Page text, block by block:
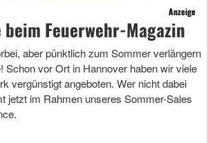
Anzeige
Feuerwehr-Magazin
aber pünktlich zum Sommer verlängern
Schon vor Ort in Hannover haben wir viele
vergünstigt angeboten. Wer nicht dabei
jetzt im Rahmen unseres Sommer-Sales